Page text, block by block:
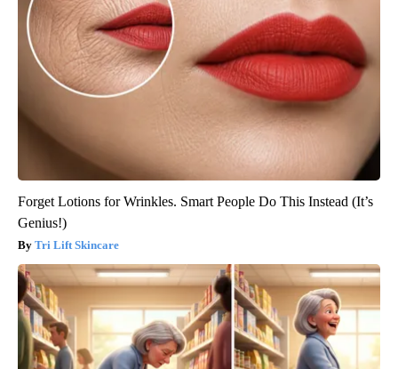
Forget Lotions for Wrinkles. Smart People Do This Instead (It’s
Genius!)
Tri Lift Skincare